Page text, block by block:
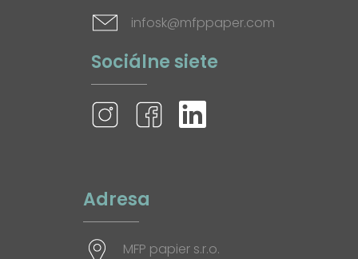
infosk@mfppaper.com
Sociálne siete
Adresa
MFP papier s.r.o.